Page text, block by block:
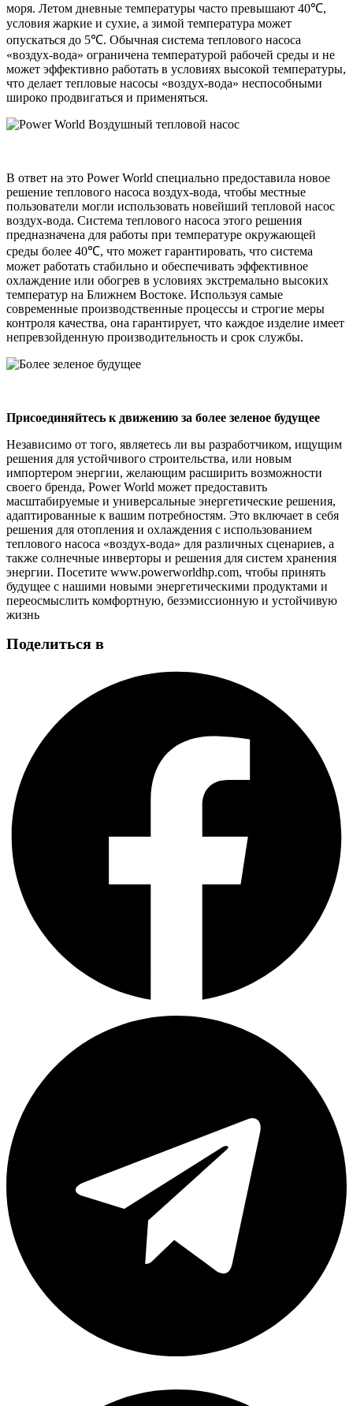
моря. Летом дневные температуры часто превышают 40℃,
условия жаркие и сухие, а зимой температура может
опускаться до 5℃. Обычная система теплового насоса
«воздух-вода» ограничена температурой рабочей среды и не
может эффективно работать в условиях высокой температуры,
что делает тепловые насосы «воздух-вода» неспособными
широко продвигаться и применяться.
В ответ на это Power World специально предоставила новое
решение теплового насоса воздух-вода, чтобы местные
пользователи могли использовать новейший тепловой насос
воздух-вода. Система теплового насоса этого решения
предназначена для работы при температуре окружающей
среды более 40℃, что может гарантировать, что система
может работать стабильно и обеспечивать эффективное
охлаждение или обогрев в условиях экстремально высоких
температур на Ближнем Востоке. Используя самые
современные производственные процессы и строгие меры
контроля качества, она гарантирует, что каждое изделие имеет
непревзойденную производительность и срок службы.
Присоединяйтесь к движению за более зеленое будущее
Независимо от того, являетесь ли вы разработчиком, ищущим
решения для устойчивого строительства, или новым
импортером энергии, желающим расширить возможности
своего бренда, Power World может предоставить
масштабируемые и универсальные энергетические решения,
адаптированные к вашим потребностям. Это включает в себя
решения для отопления и охлаждения с использованием
теплового насоса «воздух-вода» для различных сценариев, а
также солнечные инверторы и решения для систем хранения
энергии. Посетите www.powerworldhp.com, чтобы принять
будущее с нашими новыми энергетическими продуктами и
переосмыслить комфортную, безэмиссионную и устойчивую
жизнь
Поделиться в